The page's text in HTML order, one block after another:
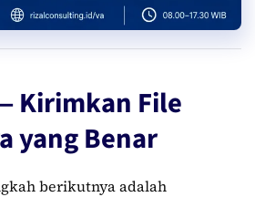
Kirimkan File
yang Benar
berikutnya adalah